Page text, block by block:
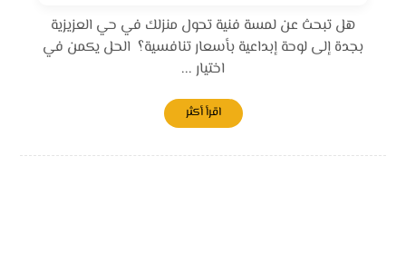
هل تبحث عن لمسة فنية تحول منزلك في حي العزيزية
بجدة إلى لوحة إبداعية بأسعار تنافسية؟ الحل يكمن في
اختيار ...
اقرأ أكثر